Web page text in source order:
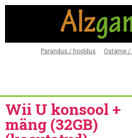
Parandus / hooldus Ostame /
Wii U konsool +
mäng (32GB)